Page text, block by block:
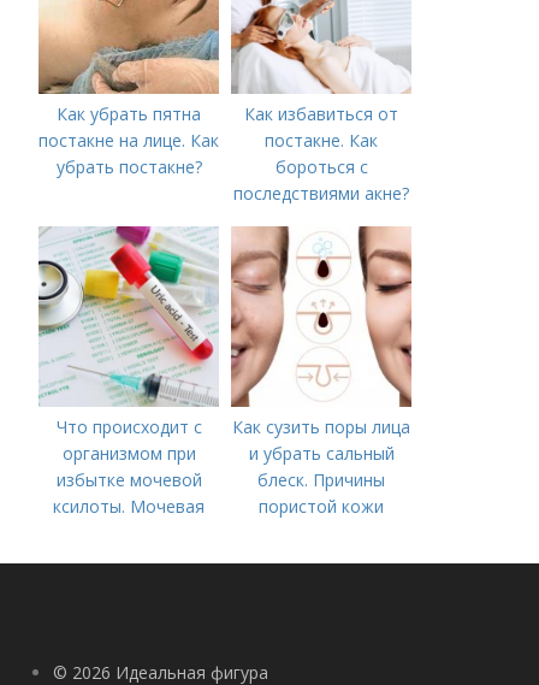
Как убрать пятна
постакне на лице. Как
убрать постакне?
Как избавиться от
постакне. Как
бороться с
последствиями акне?
Что происходит с
организмом при
избытке мочевой
ксилоты. Мочевая
норма и отклонения
Как сузить поры лица
и убрать сальный
блеск. Причины
пористой кожи
© 2026 Идеальная фигура